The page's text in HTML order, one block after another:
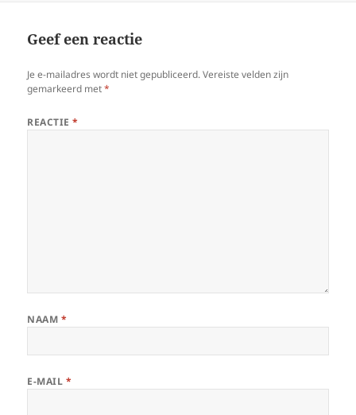
Geef een reactie
Je e-mailadres wordt niet gepubliceerd. Vereiste velden zijn
gemarkeerd met*
REACTIE*
NAAM *
E-MAIL *